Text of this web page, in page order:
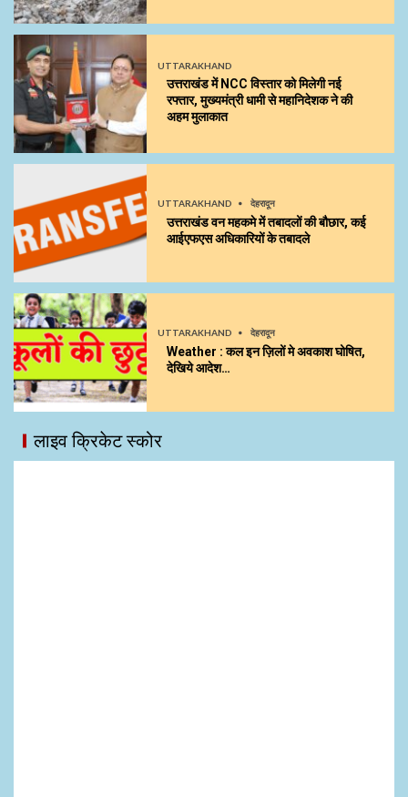
UTTARAKHAND
उत्तराखंड में NCC विस्तार को मिलेगी नई
रफ्तार, मुख्यमंत्री धामी से महानिदेशक ने की
अहम मुलाकात
UTTARAKHAND देहरादून
उत्तराखंड वन महकमे में तबादलों की बौछार, कई
आईएफएस अधिकारियों के तबादले
UTTARAKHAND देहरादून
Weather : कल इन ज़िलों मे अवकाश घोषित,
देखिये आदेश…
लाइव क्रिकेट स्कोर